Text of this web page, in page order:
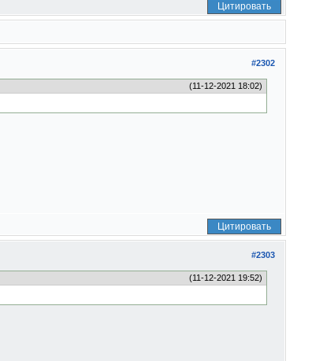
Цитировать
#2302
(11-12-2021 18:02)
Цитировать
#2303
(11-12-2021 19:52)